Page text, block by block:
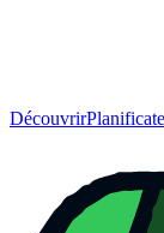
Découvrir